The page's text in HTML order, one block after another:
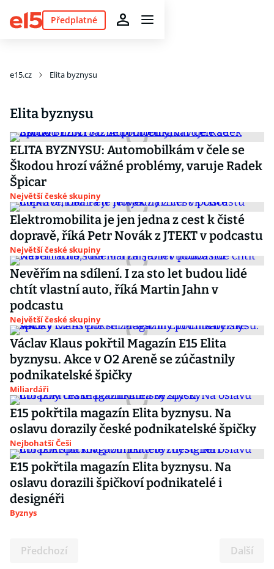
Předplatné
e15.cz Elita byznysu
Elita byznysu
ELITA BYZNYSU: Automobilkám v čele se
Škodou hrozí vážné problémy, varuje Radek
Špicar
Největší české skupiny
Elektromobilita je jen jedna z cest k čisté
dopravě, říká Petr Novák z JTEKT v podcastu
Největší české skupiny
Nevěřím na sdílení. I za sto let budou lidé
chtít vlastní auto, říká Martin Jahn v
podcastu
Největší české skupiny
Václav Klaus pokřtil Magazín E15 Elita
byznysu. Akce v O2 Areně se zúčastnily
podnikatelské špičky
Miliardáři
E15 pokřtila magazín Elita byznysu. Na
oslavu dorazily české podnikatelské špičky
Nejbohatší Češi
E15 pokřtila magazín Elita byznysu. Na
oslavu dorazili špičkoví podnikatelé i
designéři
Byznys
Předchozí Další